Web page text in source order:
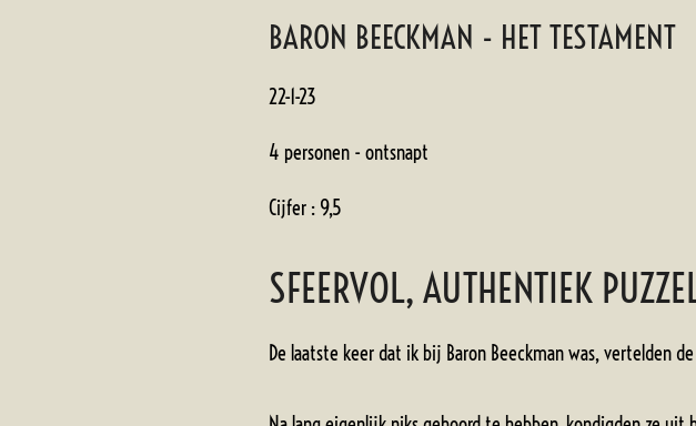
BARON BEECKMAN - HET TESTAMENT
22-1-23
4 personen - ontsnapt
Cijfer : 9,5
SFEERVOL, AUTHENTIEK
De laatste keer dat ik bij Baron Beeckman was, vertelden